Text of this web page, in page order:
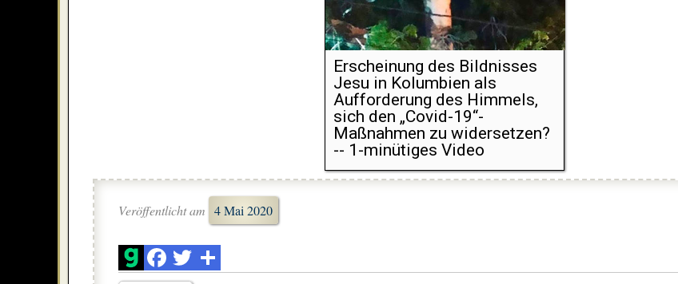
Erscheinung des Bildnisses
Jesu in Kolumbien als
Aufforderung des Himmels,
sich den „Covid-19“-
Maßnahmen zu widersetzen?
-- 1-minütiges Video
Veröffentlicht am 4 Mai 2020